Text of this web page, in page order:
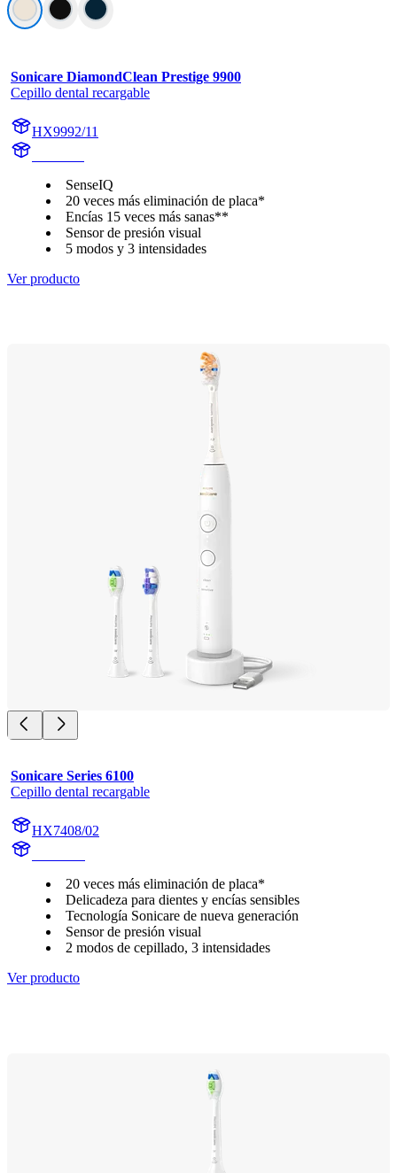
Sonicare DiamondClean Prestige 9900
Cepillo dental recargable
HX9992/11
SenseIQ
20 veces más eliminación de placa*
Encías 15 veces más sanas**
Sensor de presión visual
5 modos y 3 intensidades
Ver producto
Sonicare Series 6100
Cepillo dental recargable
HX7408/02
20 veces más eliminación de placa*
Delicadeza para dientes y encías sensibles
Tecnología Sonicare de nueva generación
Sensor de presión visual
2 modos de cepillado, 3 intensidades
Ver producto